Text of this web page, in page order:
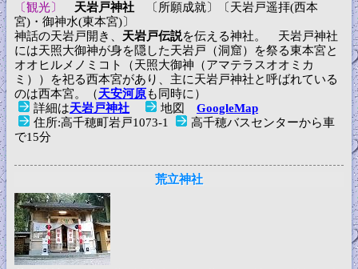
〔観光〕 天岩戸神社 〔所願成就〕〔天岩戸遥拝(西本
宮)・御神水(東本宮)〕
神話の天岩戸開き、 天岩戸伝説を伝える神社。 天岩戸神社
には天照大御神が身を隠した天岩戸（洞窟）を祭る東本宮と
オオヒルメノミコト（天照大御神（アマテラスオオミカ
ミ））を祀る西本宮があり、主に天岩戸神社と呼ばれている
のは西本宮。（天安河原も同時に）
詳細は天岩戸神社 地図 GoogleMap
住所:高千穂町岩戸1073-1
高千穂バスセンターから車
で15分
荒立神社